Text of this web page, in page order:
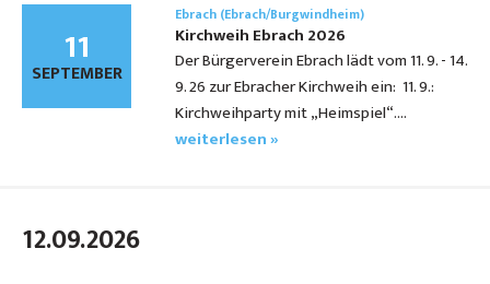
11
SEPTEMBER
Ebrach (Ebrach/Burgwindheim)
Kirchweih Ebrach 2026
Der Bürgerverein Ebrach lädt vom 11. 9. - 14.
9. 26 zur Ebracher Kirchweih ein: 11. 9.:
Kirchweihparty mit „Heimspiel“.…
weiterlesen »
12.09.2026